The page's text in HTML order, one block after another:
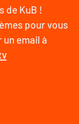
de KuB !
pour vous
email à